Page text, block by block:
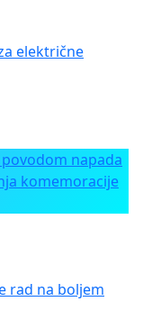
električne
napada
komemoracije
rad na boljem